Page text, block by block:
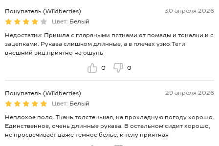
Покупатель (Wildberries)
30 апреля 2026
Цвет: Белый
Недостатки: Пришла с гляряными пятнами от помады и тоналки и с
зацепками. Рукава слишком длинные, а в плечах узко.Теги
внешний вид,приятно на ощупь
0 0
Покупатель (Wildberries)
29 апреля 2026
Цвет: Белый
Неплохое поло. Ткань толстенькая, на прохладную погоду хорошо.
Единственное, очень длинные рукава. В остальном сидит хорошо,
не просвечивает даже темное белье, к телу приятная